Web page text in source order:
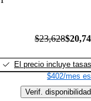
$23,628
El precio incluye tasas
$402/mes
Verif. disponibilidad